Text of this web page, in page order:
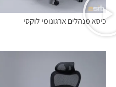
כיסא מנהלים ארגונומי לוקסי